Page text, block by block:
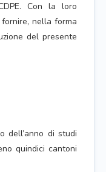
Con la loro
nella forma
del presente
dell’anno di studi
quindici cantoni